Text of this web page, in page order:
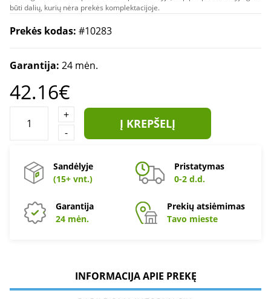
būti dalių, kurių nėra prekės komplektacijoje.
Prekės kodas: #10283
Garantija: 24 mėn.
42.16€
+
-
Į KREPŠELĮ
Sandėlyje
(15+ vnt.)
Pristatymas
0-2 d.d.
Garantija
24 mėn.
Prekių atsiėmimas
Tavo mieste
INFORMACIJA APIE PREKĘ